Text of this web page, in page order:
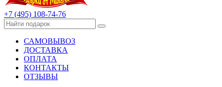
+7 (495) 108-74-76
САМОВЫВОЗ
ДОСТАВКА
ОПЛАТА
КОНТАКТЫ
ОТЗЫВЫ